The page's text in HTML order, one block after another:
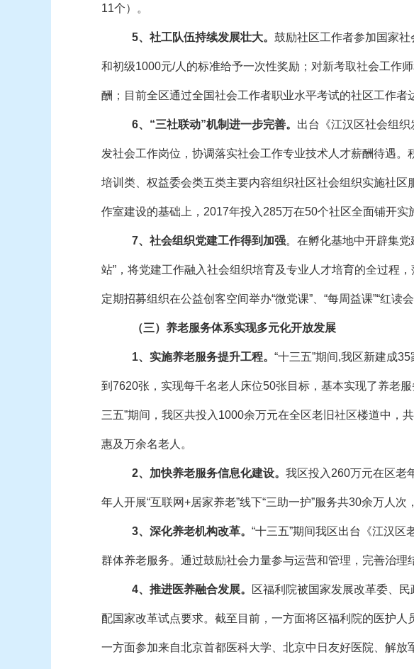
11个）。
5、社工队伍持续发展壮大。 鼓励社区工作者参加国家
和初级1000元/人的标准给予一次性奖励；对新考取社会工作
酬；目前全区通过全国社会工作者职业水平考试的社区工作
6、“三社联动”机制进一步完善。 出台《江汉区社会组
发社会工作岗位，协调落实社会工作专业技术人才薪酬待遇
培训类、权益委会类五类主要内容组织社区社会组织实施社
作室建设的基础上，2017年投入285万在50个社区全面铺开实
7、社会组织党建工作得到加强。在孵化基地中开辟集
站”，将党建工作融入社会组织培育及专业人才培育的全过程
定期招募组织在公益创客空间举办“微党课”、“每周益课”“红读
（三）养老服务体系实现多元化开放发展
1、实施养老服务提升工程。 “十三五”期间,我区新建成
到7620张，实现每千名老人床位50张目标，基本实现了养老
三五”期间，我区共投入1000余万元在全区老旧社区楼道中，
惠及万余名老人。
2、加快养老服务信息化建设。 我区投入260万元在区老
年人开展“互联网+居家养老”线下“三助一护”服务共30余万人次
3、深化养老机构改革。 “十三五”期间我区出台《江汉
群体养老服务。通过鼓励社会力量参与运营和管理，完善治理
4、推进医养融合发展。 区福利院被国家发展改革委、
配国家改革试点要求。截至目前，一方面将区福利院的医护
一方面参加来自北京首都医科大学、北京中日友好医院、解